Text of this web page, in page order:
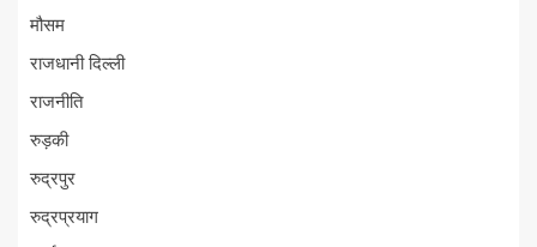
मौसम
राजधानी दिल्ली
राजनीति
रुड़की
रुद्रपुर
रुद्रप्रयाग